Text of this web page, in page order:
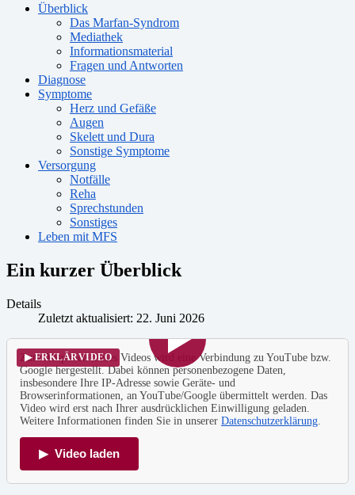
Überblick
Das Marfan-Syndrom
Mediathek
Informationsmaterial
Fragen und Antworten
Diagnose
Symptome
Herz und Gefäße
Augen
Skelett und Dura
Sonstige Symptome
Versorgung
Notfälle
Reha
Sprechstunden
Sonstiges
Leben mit MFS
Ein kurzer Überblick
Details
Zuletzt aktualisiert: 22. Juni 2026
▶ ERKLÄRVIDEO
Zum Abspielen dieses Videos wird eine Verbindung zu YouTube bzw.
Google hergestellt. Dabei können personenbezogene Daten,
insbesondere Ihre IP-Adresse sowie Geräte- und
Browserinformationen, an YouTube/Google übermittelt werden. Das
Video wird erst nach Ihrer ausdrücklichen Einwilligung geladen.
Weitere Informationen finden Sie in unserer Datenschutzerklärung
▶ Video laden